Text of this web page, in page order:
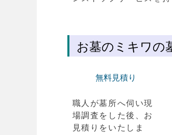
お墓のミキワの
無料見積り
職人が墓所へ伺い現
場調査をした後、お
見積りをいたしま